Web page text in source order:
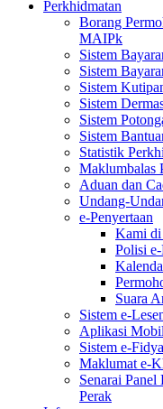
Perkhidmatan
Borang
MAIPk
Sistem
Sistem
Sistem
Sistem
Sistem
Sistem
Statistik
Maklumbalas
Aduan dan
Undang-
e-Penyertaan
Kami di
Polisi
Suara
Sistem e-
Aplikasi
Sistem e-
Maklumat e-
Senarai
Perak